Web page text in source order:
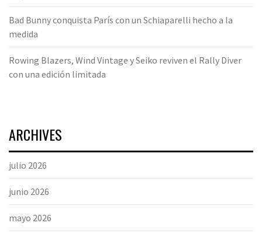
Bad Bunny conquista París con un Schiaparelli hecho a la
medida
Rowing Blazers, Wind Vintage y Seiko reviven el Rally Diver
con una edición limitada
ARCHIVES
julio 2026
junio 2026
mayo 2026